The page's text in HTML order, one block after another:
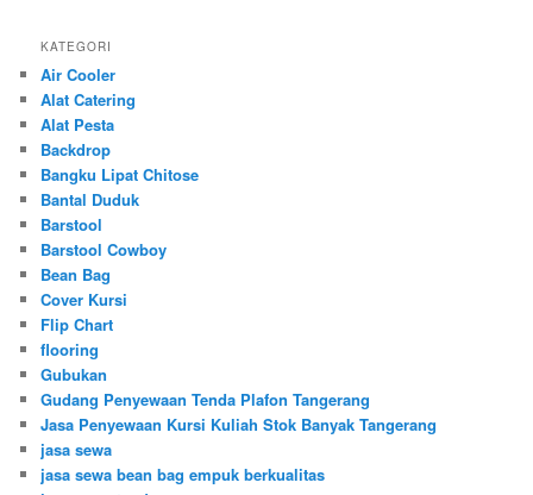
KATEGORI
Air Cooler
Alat Catering
Alat Pesta
Backdrop
Bangku Lipat Chitose
Bantal Duduk
Barstool
Barstool Cowboy
Bean Bag
Cover Kursi
Flip Chart
flooring
Gubukan
Gudang Penyewaan Tenda Plafon Tangerang
Jasa Penyewaan Kursi Kuliah Stok Banyak Tangerang
jasa sewa
jasa sewa bean bag empuk berkualitas